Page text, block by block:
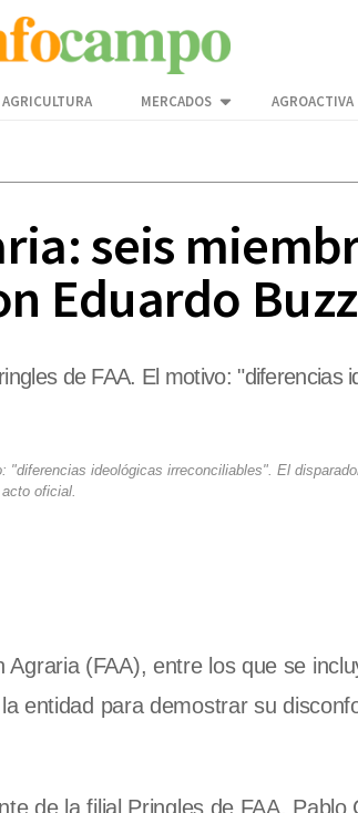
AGRICULTURA MERCADOS AGROACTIVA
seis
Eduardo
de FAA. El motivo: "diferencias
ideológicas irreconciliables". El
oficial.
(FAA), entre los que se
entidad para demostrar su
de la filial Pringles de FAA, Pablo